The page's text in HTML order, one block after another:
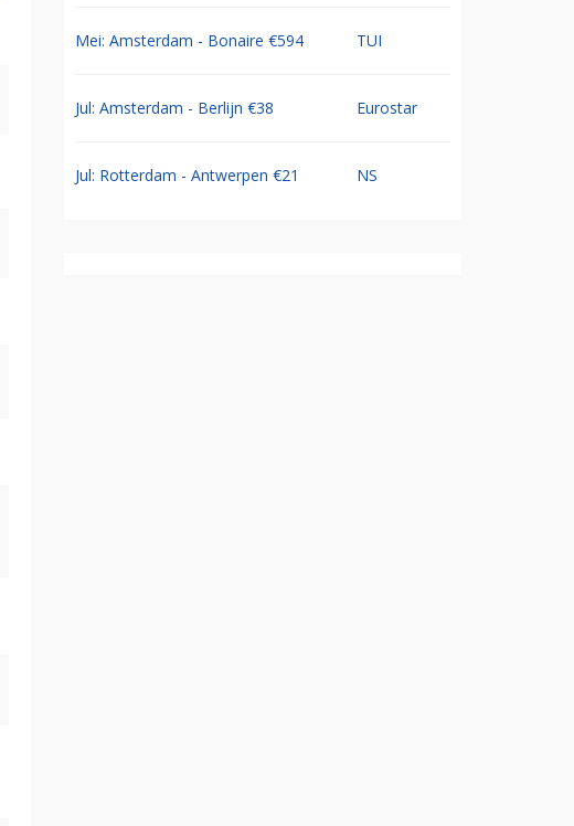
Mei: Amsterdam - Bonaire €594 TUI
Jul: Amsterdam - Berlijn €38 Eurostar
Jul: Rotterdam - Antwerpen €21 NS